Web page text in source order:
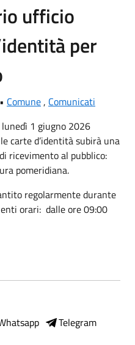
ufficio
per
Comune , Comunicati
1 giugno 2026
carte d’identità subirà una
ricevimento al pubblico:
pomeridiana.
regolarmente durante
orari: dalle ore 09:00
Telegram